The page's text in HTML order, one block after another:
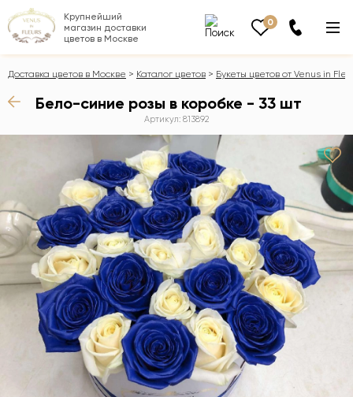
Крупнейший
магазин доставки
цветов в Москве
0
Доставка цветов в Москве Каталог цветов Букеты цветов от Venus in
Бело-синие розы в коробке - 33 шт
Артикул: 813892